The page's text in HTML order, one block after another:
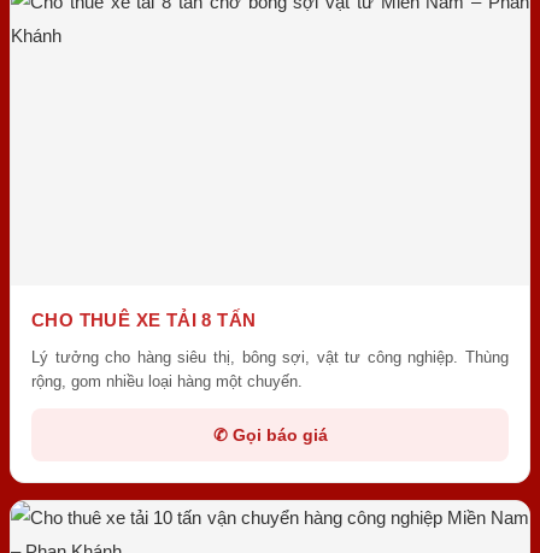
CHO THUÊ XE TẢI 8 TẤN
Lý tưởng cho hàng siêu thị, bông sợi, vật tư công nghiệp. Thùng
rộng, gom nhiều loại hàng một chuyến.
✆ Gọi báo giá